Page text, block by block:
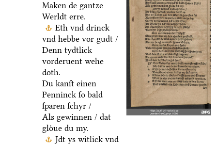
Maken de gantze
Werldt erre.
Eth vnd drinck
vnd hebbe vor gudt /
Denn tydtlick
vorderuent wehe
doth.
Du kanſt einen
Penninck ſo bald
ſparen ſchyr /
Als gewinnen / dat
gloͤue du my.
Jdt ys witlick vnd